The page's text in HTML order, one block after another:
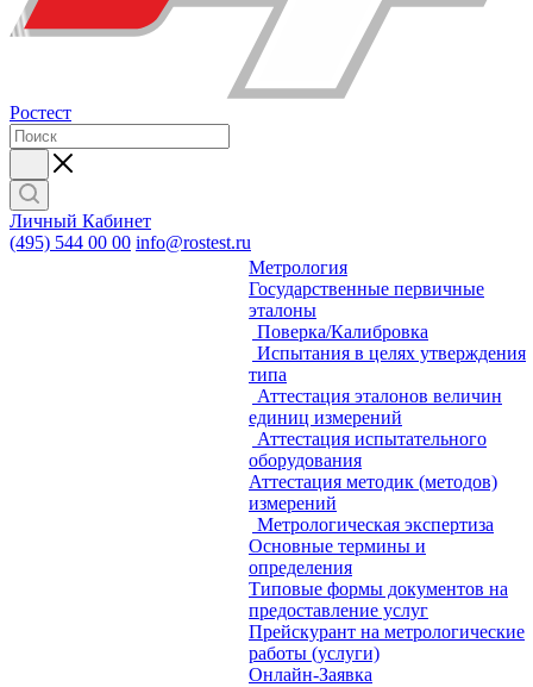
Ростест
Личный Кабинет
(495) 544 00 00 info@rostest.ru
Метрология
Государственные первичные
эталоны
Поверка/Калибровка
Испытания в целях утверждения
типа
Аттестация эталонов величин
единиц измерений
Аттестация испытательного
оборудования
Аттестация методик (методов)
измерений
Метрологическая экспертиза
Основные термины и
определения
Типовые формы документов на
предоставление услуг
Прейскурант на метрологические
работы (услуги)
Онлайн-Заявка